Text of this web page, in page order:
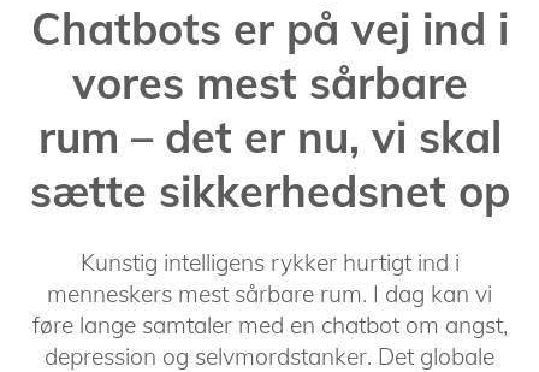
Chatbots er på vej ind i
vores mest sårbare
rum – det er nu, vi skal
sætte sikkerhedsnet op
Kunstig intelligens rykker hurtigt ind i
menneskers mest sårbare rum. I dag kan vi
føre lange samtaler med en chatbot om angst,
depression og selvmordstanker. Det globale